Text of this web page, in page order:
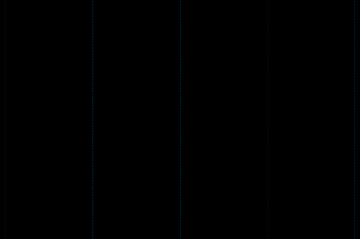
GAME
PRODUCTS
GALLERY